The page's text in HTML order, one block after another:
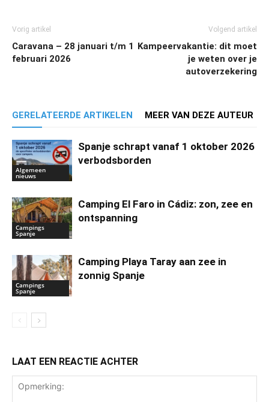
Vorig artikel
Caravana – 28 januari t/m 1
februari 2026
Volgend artikel
Kampeervakantie: dit moet
je weten over je
autoverzekering
GERELATEERDE ARTIKELEN MEER VAN DEZE AUTEUR
Algemeen
nieuws
Spanje schrapt vanaf 1 oktober 2026
verbodsborden
Campings
Spanje
Camping El Faro in Cádiz: zon, zee en
ontspanning
Campings
Spanje
Camping Playa Taray aan zee in
zonnig Spanje
LAAT EEN REACTIE ACHTER